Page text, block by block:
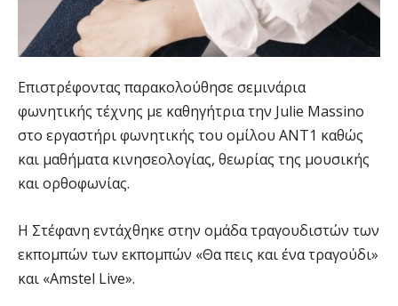
Επιστρέφοντας παρακολούθησε σεμινάρια
φωνητικής τέχνης με καθηγήτρια την Julie Massino
στο εργαστήρι φωνητικής του ομίλου ΑΝΤ1 καθώς
και μαθήματα κινησεολογίας, θεωρίας της μουσικής
και ορθοφωνίας.
Η Στέφανη εντάχθηκε στην ομάδα τραγουδιστών των
εκπομπών των εκπομπών «Θα πεις και ένα τραγούδι»
και «Amstel Live».